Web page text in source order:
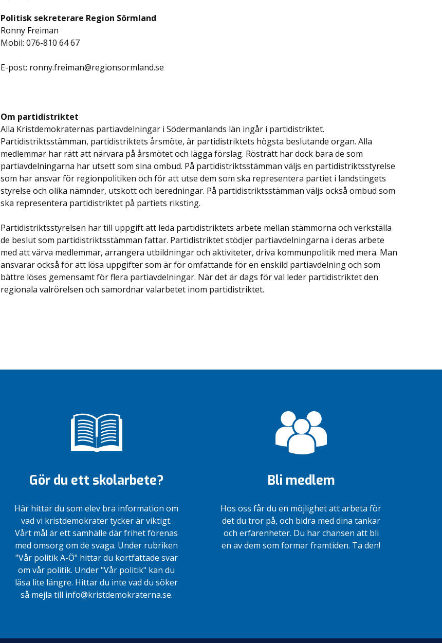
Politisk sekreterare Region Sörmland
Ronny Freiman
Mobil: 076-810 64 67
E-post: ronny.freiman@regionsormland.se
Om partidistriktet
Alla Kristdemokraternas partiavdelningar i Södermanlands län ingår i partidistriktet.
Partidistriktsstämman, partidistriktets årsmöte, är partidistriktets högsta beslutande organ. Alla
medlemmar har rätt att närvara på årsmötet och lägga förslag. Rösträtt har dock bara de som
partiavdelningarna har utsett som sina ombud. På partidistriktsstämman väljs en partidistriktsstyrelse
som har ansvar för regionpolitiken och för att utse dem som ska representera partiet i landstingets
styrelse och olika nämnder, utskott och beredningar. På partidistriktsstämman väljs också ombud som
ska representera partidistriktet på partiets riksting.
Partidistriktsstyrelsen har till uppgift att leda partidistriktets arbete mellan stämmorna och verkställa
de beslut som partidistriktsstämman fattar. Partidistriktet stödjer partiavdelningarna i deras arbete
med att värva medlemmar, arrangera utbildningar och aktiviteter, driva kommunpolitik med mera. Man
ansvarar också för att lösa uppgifter som är för omfattande för en enskild partiavdelning och som
bättre löses gemensamt för flera partiavdelningar. När det är dags för val leder partidistriktet den
regionala valrörelsen och samordnar valarbetet inom partidistriktet.
Gör du ett skolarbete?
Här hittar du som elev bra information om
vad vi kristdemokrater tycker är viktigt.
Vårt mål är ett samhälle där frihet förenas
med omsorg om de svaga. Under rubriken
"Vår politik A-Ö" hittar du kortfattade svar
om vår politik. Under "Vår politik" kan du
läsa lite längre. Hittar du inte vad du söker
så mejla till info@kristdemokraterna.se.
Bli medlem
Hos oss får du en möjlighet att arbeta för
det du tror på, och bidra med dina tankar
och erfarenheter. Du har chansen att bli
en av dem som formar framtiden. Ta den!